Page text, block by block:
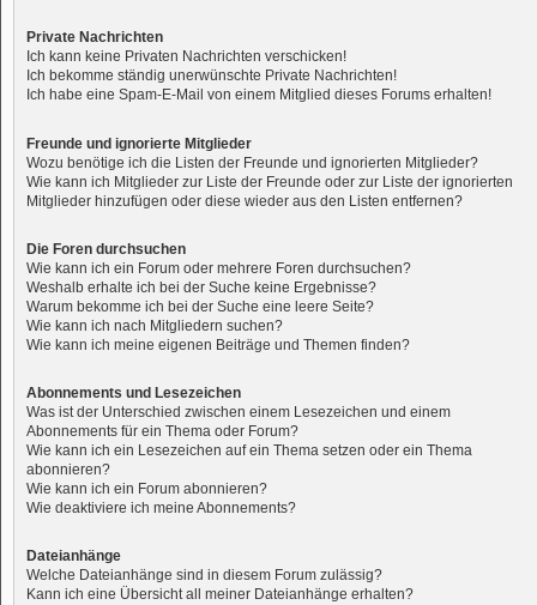
Private Nachrichten
Ich kann keine Privaten Nachrichten verschicken!
Ich bekomme ständig unerwünschte Private Nachrichten!
Ich habe eine Spam-E-Mail von einem Mitglied dieses Forums erhalten!
Freunde und ignorierte Mitglieder
Wozu benötige ich die Listen der Freunde und ignorierten Mitglieder?
Wie kann ich Mitglieder zur Liste der Freunde oder zur Liste der ignorierten
Mitglieder hinzufügen oder diese wieder aus den Listen entfernen?
Die Foren durchsuchen
Wie kann ich ein Forum oder mehrere Foren durchsuchen?
Weshalb erhalte ich bei der Suche keine Ergebnisse?
Warum bekomme ich bei der Suche eine leere Seite?
Wie kann ich nach Mitgliedern suchen?
Wie kann ich meine eigenen Beiträge und Themen finden?
Abonnements und Lesezeichen
Was ist der Unterschied zwischen einem Lesezeichen und einem
Abonnements für ein Thema oder Forum?
Wie kann ich ein Lesezeichen auf ein Thema setzen oder ein Thema
abonnieren?
Wie kann ich ein Forum abonnieren?
Wie deaktiviere ich meine Abonnements?
Dateianhänge
Welche Dateianhänge sind in diesem Forum zulässig?
Kann ich eine Übersicht all meiner Dateianhänge erhalten?